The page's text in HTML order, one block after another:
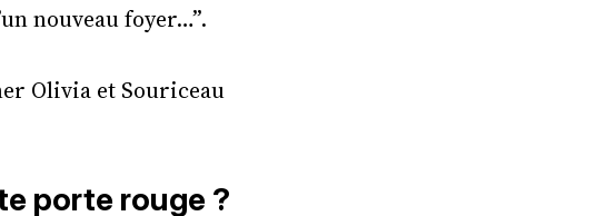
nouveau foyer…”.
Olivia et Souriceau
porte rouge ?